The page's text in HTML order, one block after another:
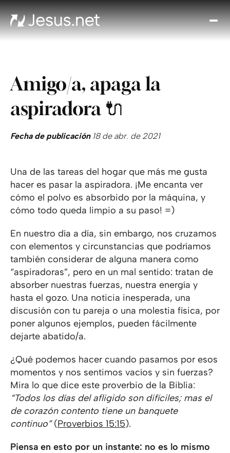
Amigo/a, apaga la
aspiradora 🔌
Fecha de publicación18 de abr. de 2021
Una de las tareas del hogar que más me gusta
hacer es pasar la aspiradora. ¡Me encanta ver
cómo el polvo es absorbido por la máquina, y
cómo todo queda limpio a su paso! =)
En nuestro día a día, sin embargo, nos cruzamos
con elementos y circunstancias que podríamos
también considerar de alguna manera como
“aspiradoras”, pero en un mal sentido: tratan de
absorber nuestras fuerzas, nuestra energía y
hasta el gozo. Una noticia inesperada, una
discusión con tu pareja o una molestia física, por
poner algunos ejemplos, pueden fácilmente
dejarte abatido/a.
¿Qué podemos hacer cuando pasamos por esos
momentos y nos sentimos vacíos y sin fuerzas?
Mira lo que dice este proverbio de la Biblia:
“Todos los días del afligido son difíciles; mas el
de corazón contento tiene un banquete
continuo”(Proverbios 15:15).
Piensa en esto por un instante: no es lo mismo